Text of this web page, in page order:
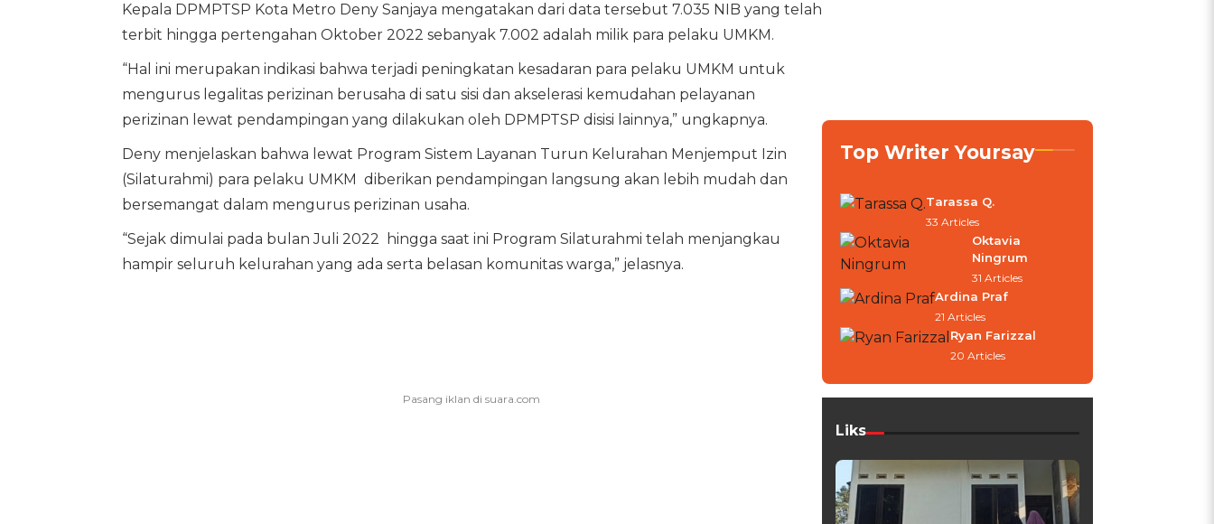
Kepala DPMPTSP Kota Metro Deny Sanjaya mengatakan dari data tersebut 7.035 NIB yang telah
terbit hingga pertengahan Oktober 2022 sebanyak 7.002 adalah milik para pelaku UMKM.
“Hal ini merupakan indikasi bahwa terjadi peningkatan kesadaran para pelaku UMKM untuk
mengurus legalitas perizinan berusaha di satu sisi dan akselerasi kemudahan pelayanan
perizinan lewat pendampingan yang dilakukan oleh DPMPTSP disisi lainnya,” ungkapnya.
Deny menjelaskan bahwa lewat Program Sistem Layanan Turun Kelurahan Menjemput Izin
(Silaturahmi) para pelaku UMKM diberikan pendampingan langsung akan lebih mudah dan
bersemangat dalam mengurus perizinan usaha.
“Sejak dimulai pada bulan Juli 2022 hingga saat ini Program Silaturahmi telah menjangkau
hampir seluruh kelurahan yang ada serta belasan komunitas warga,” jelasnya.
Top Writer Yoursay
Tarassa Q.
33 Articles
Oktavia
Ningrum
31 Articles
Ardina Praf
21 Articles
Ryan Farizzal
20 Articles
Liks